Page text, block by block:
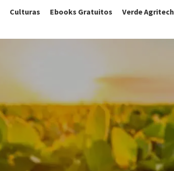
Culturas Ebooks Gratuitos Verde Agritech